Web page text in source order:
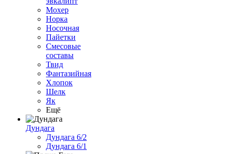
Мохер
Норка
Носочная
Пайетки
Смесовые
составы
Твид
Фантазийная
Хлопок
Шелк
Як
Ещё
Дундага
Дундага 6/2
Дундага 6/1